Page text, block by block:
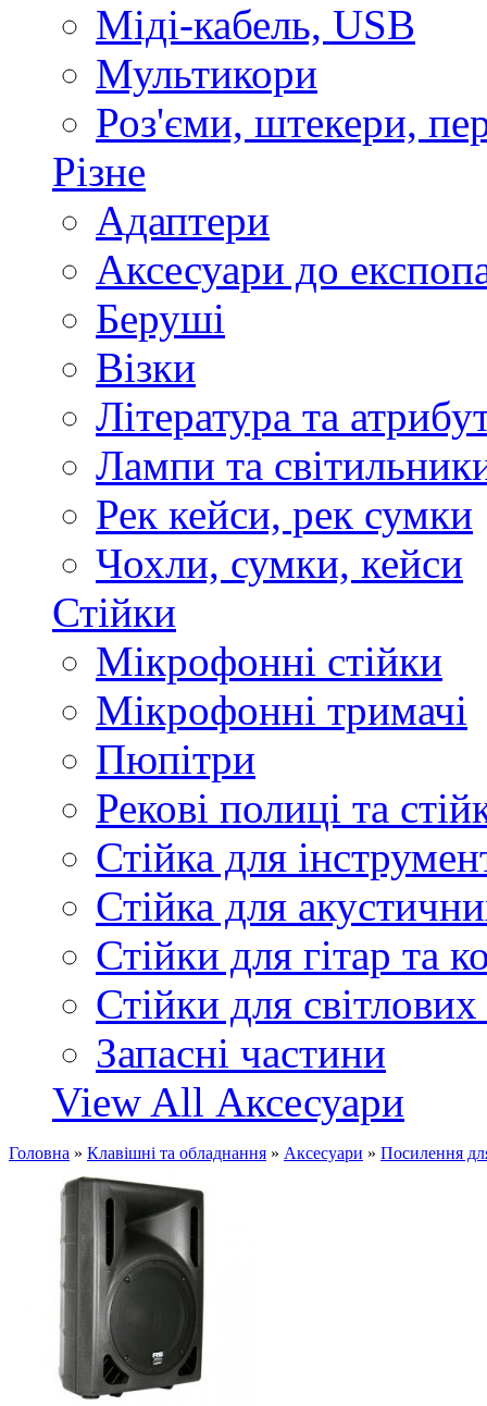
Міді-кабель, USB
Мультикори
Роз'єми, штекери,
Різне
Адаптери
Аксесуари до
Беруші
Візки
Література та
Лампи та
Рек кейси, рек сумки
Чохли, сумки, кейси
Стійки
Мікрофонні стійки
Мікрофонні тримачі
Пюпітри
Рекові полиці та
Стійка для
Стійка для
Стійки для гітар та
Стійки для
Запасні частини
View All Аксесуари
Головна » Клавішні та обладнання » Аксесуари » Посилення